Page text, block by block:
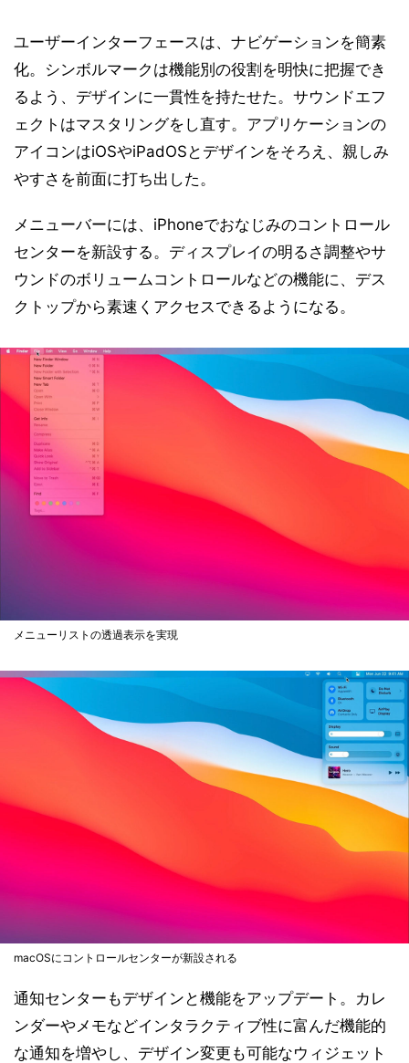
ユーザーインターフェースは、ナビゲーションを簡素
化。シンボルマークは機能別の役割を明快に把握でき
るよう、デザインに一貫性を持たせた。サウンドエフ
ェクトはマスタリングをし直す。アプリケーションの
アイコンはiOSやiPadOSとデザインをそろえ、親しみ
やすさを前面に打ち出した。
メニューバーには、iPhoneでおなじみのコントロール
センターを新設する。ディスプレイの明るさ調整やサ
ウンドのボリュームコントロールなどの機能に、デス
クトップから素速くアクセスできるようになる。
メニューリストの透過表示を実現
macOSにコントロールセンターが新設される
通知センターもデザインと機能をアップデート。カレ
ンダーやメモなどインタラクティブ性に富んだ機能的
な通知を増やし、デザイン変更も可能なウィジェット